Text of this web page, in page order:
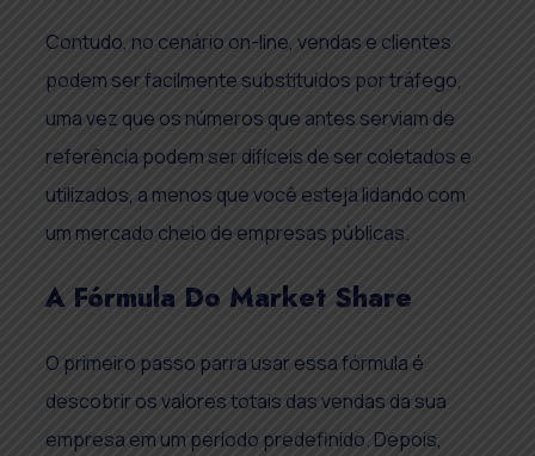
Contudo, no cenário on-line, vendas e clientes
podem ser facilmente substituídos por tráfego,
uma vez que os números que antes serviam de
referência podem ser difíceis de ser coletados e
utilizados, a menos que você esteja lidando com
um mercado cheio de empresas públicas.
A Fórmula Do Market Share
O primeiro passo parra usar essa fórmula é
descobrir os valores totais das vendas da sua
empresa em um período predefinido. Depois,